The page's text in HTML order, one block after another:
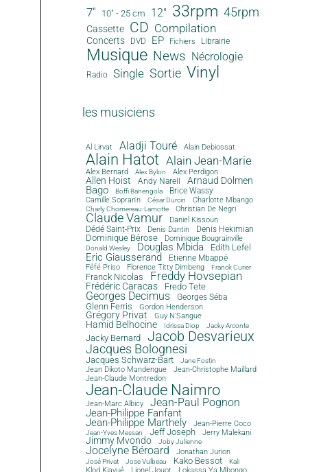
7" 10" - 25 cm 12" 33rpm 45rpm
Cassette CD Compilation
Concerts DVD EP Fichiers Librairie
Musique News Nécrologie
Radio Single Sortie Vinyl
les musiciens
Al Lirvat Aladji Touré Alain Debiossat
Alain Hatot Alain Jean-Marie
Alex Bernard Alex Bylon Alex Perdigon
Allen Hoist Andy Narell Arnaud Dolmen
Bago Boffi Banengola
Brice Wassy
Camille Sopran'n
César Durcin Charlotte Mbango
Charly Chomereau-Lamotte Christian De Negri
Claude Vamur Daniel Kissoun
Dédé Saint-Prix Denis Dantin Denis Hekimian
Dominique Bérose Dominique Bougrainville
Donald Wesley Douglas Mbida Edith Lefel
Eric Giausserand Etienne Mbappé
Féfé Priso Florence Titty Dimbeng Franck Curier
Franck Nicolas Freddy Hovsepian
Frédéric Caracas Fredo Tete
Georges Decimus Georges Séba
Glenn Ferris Gordon Henderson
Grégory Privat Guy N'Sangue
Hamid Belhocine Idrissa Diop Jacky Arconte
Jacky Bernard Jacob Desvarieux
Jacques Bolognesi
Jacques Schwarz-Bart Jane Fostin
Jean Dikoto Mandengue
Jean-Christophe Maillard
Jean-Claude Montredon
Jean-Claude Naimro
Jean-Marc Albicy Jean-Paul Pognon
Jean-Philippe Fanfant
Jean-Philippe Marthely Jean-Pierre Coco
Jean-Yves Messan Jeff Joseph Jerry Malekani
Jimmy Mvondo Joby Julienne
Jocelyne Béroard Jonathan Jurion
José Privat Jose Vulbeau Kako Bessot Kali
Klod Kiavué Lionel Jouot
Lokassa Ya Mbongo